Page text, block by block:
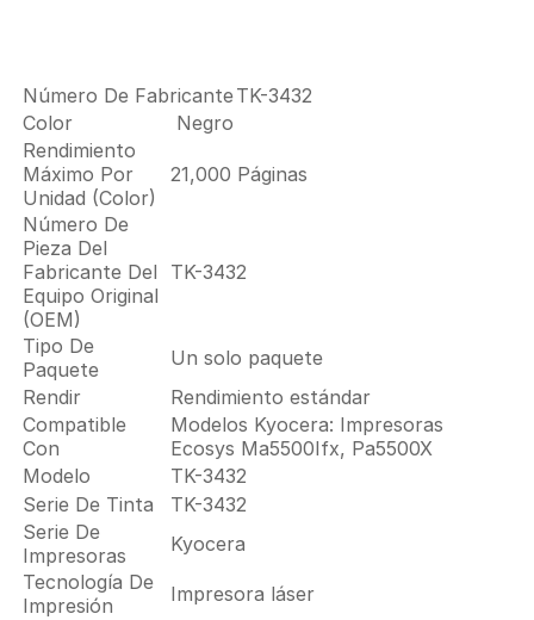
Número De FabricanteTK-3432
Color
Negro
Rendimiento
Máximo Por
Unidad (Color)
21,000 Páginas
Número De
Pieza Del
Fabricante Del
Equipo Original
(OEM)
TK-3432
Tipo De
Paquete
Un solo paquete
Rendir
Rendimiento estándar
Compatible
Con
Modelos Kyocera: Impresoras
Ecosys Ma5500Ifx, Pa5500X
Modelo
TK-3432
Serie De Tinta
TK-3432
Serie De
Impresoras
Kyocera
Tecnología De
Impresión
Impresora láser